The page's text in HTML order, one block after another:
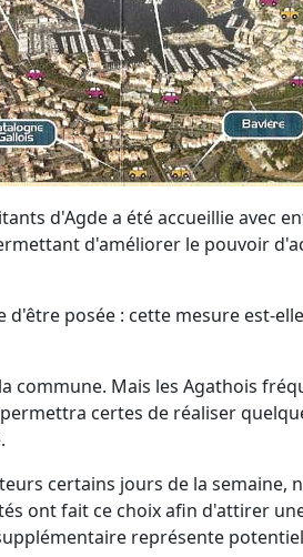
d'Agde a été accueillie avec
d'améliorer le pouvoir
posée : cette mesure est-
Mais les Agathois
certes de réaliser
certains jours de la
ont fait ce choix afin d'attirer
représente